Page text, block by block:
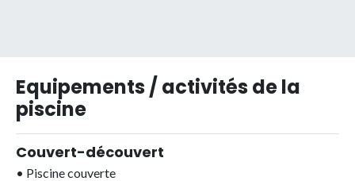
Equipements / activités de la
piscine
Couvert-découvert
• Piscine couverte